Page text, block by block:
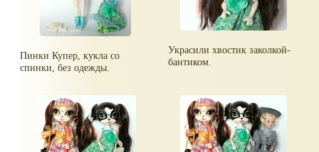
Пинки Купер, кукла со
спинки, без одежды.
Украсили хвостик заколкой-
бантиком.